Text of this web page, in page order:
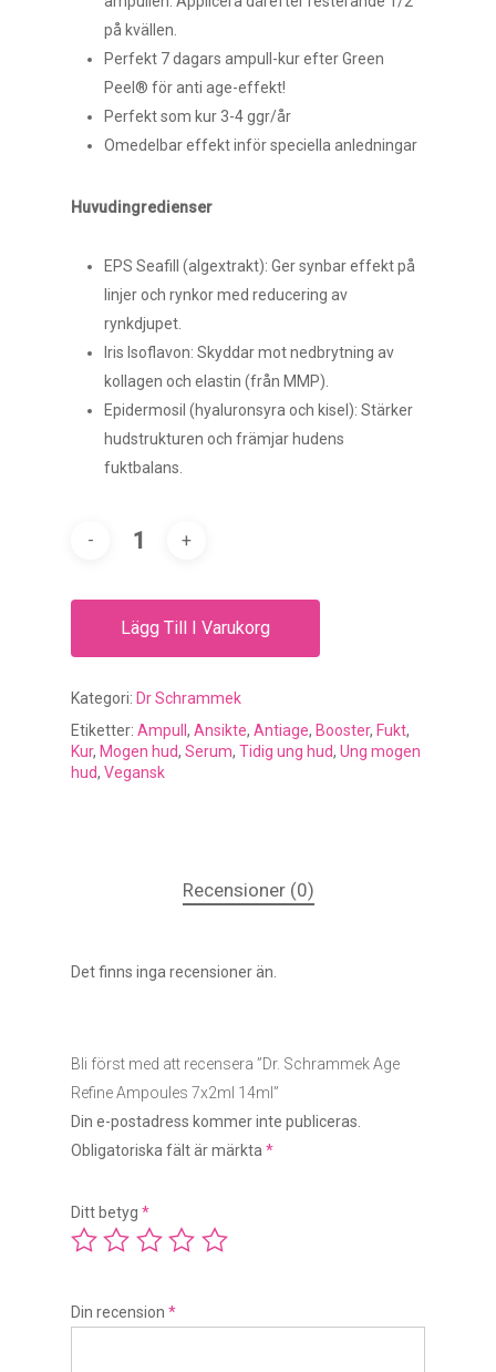
på kvällen.
Perfekt 7 dagars ampull-kur efter Green
Peel® för anti age-effekt!
Perfekt som kur 3-4 ggr/år
Omedelbar effekt inför speciella anledningar
Huvudingredienser
EPS Seafill (algextrakt): Ger synbar effekt på
linjer och rynkor med reducering av
rynkdjupet.
Iris Isoflavon: Skyddar mot nedbrytning av
kollagen och elastin (från MMP).
Epidermosil (hyaluronsyra och kisel): Stärker
hudstrukturen och främjar hudens
fuktbalans.
Lägg Till I Varukorg
Kategori: Dr Schrammek
Etiketter: Ampull, Ansikte, Antiage, Booster, Fukt,
Kur, Mogen hud, Serum, Tidig ung hud, Ung mogen
hud, Vegansk
Recensioner (0)
Det finns inga recensioner än.
Bli först med att recensera ”Dr. Schrammek Age
Refine Ampoules 7x2ml 14ml”
Din e-postadress kommer inte publiceras.
Obligatoriska fält är märkta *
Ditt betyg *
Din recension *